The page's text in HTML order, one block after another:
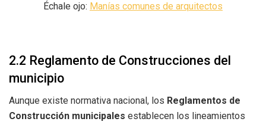
Échale ojo: Manías comunes de arquitectos
2.2 Reglamento de Construcciones del
municipio
Aunque existe normativa nacional, los Reglamentos de
Construcción municipales establecen los lineamientos